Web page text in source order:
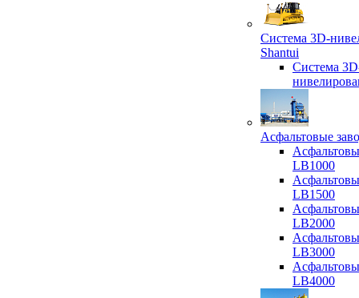
Система 3D-
Shantui
Система
Асфальтовые
LB1000
LB1500
LB2000
LB3000
LB4000